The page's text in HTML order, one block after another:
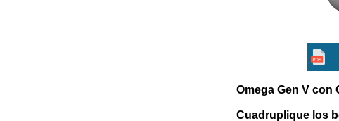
Omega Gen V con
Cuadruplique los